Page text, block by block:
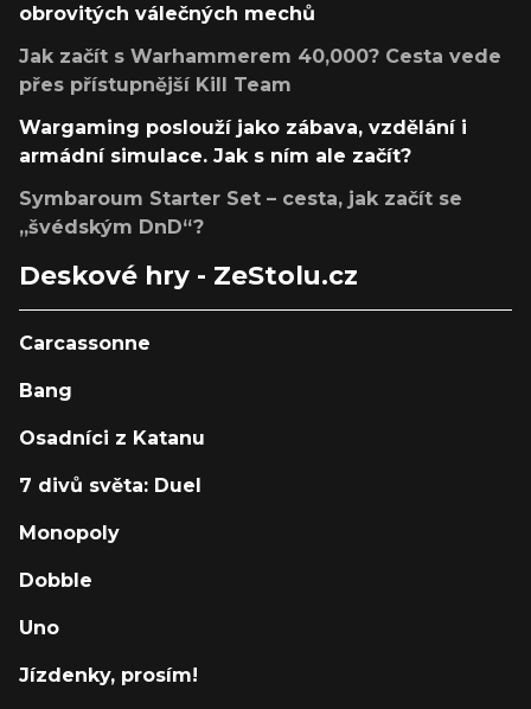
obrovitých válečných mechů
Jak začít s Warhammerem 40,000? Cesta vede
přes přístupnější Kill Team
Wargaming poslouží jako zábava, vzdělání i
armádní simulace. Jak s ním ale začít?
Symbaroum Starter Set – cesta, jak začít se
„švédským DnD“?
Deskové hry - ZeStolu.cz
Carcassonne
Bang
Osadníci z Katanu
7 divů světa: Duel
Monopoly
Dobble
Uno
Jízdenky, prosím!